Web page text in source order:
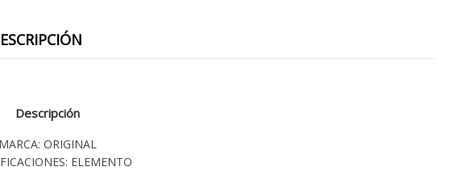
Descripción
ORIGINAL
ELEMENTO